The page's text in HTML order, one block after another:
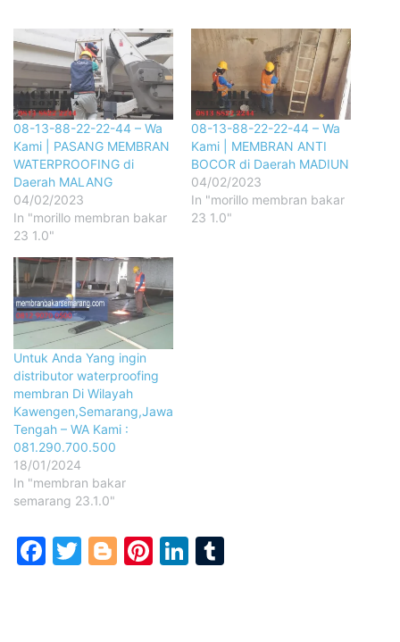
08-13-88-22-22-44 – Wa
Kami | PASANG MEMBRAN
WATERPROOFING di
Daerah MALANG
04/02/2023
In "morillo membran bakar
23 1.0"
08-13-88-22-22-44 – Wa
Kami | MEMBRAN ANTI
BOCOR di Daerah MADIUN
04/02/2023
In "morillo membran bakar
23 1.0"
Untuk Anda Yang ingin
distributor waterproofing
membran Di Wilayah
Kawengen,Semarang,Jawa
Tengah – WA Kami :
081.290.700.500
18/01/2024
In "membran bakar
semarang 23.1.0"
Facebook
Twitter
Blogger
Pinterest
LinkedIn